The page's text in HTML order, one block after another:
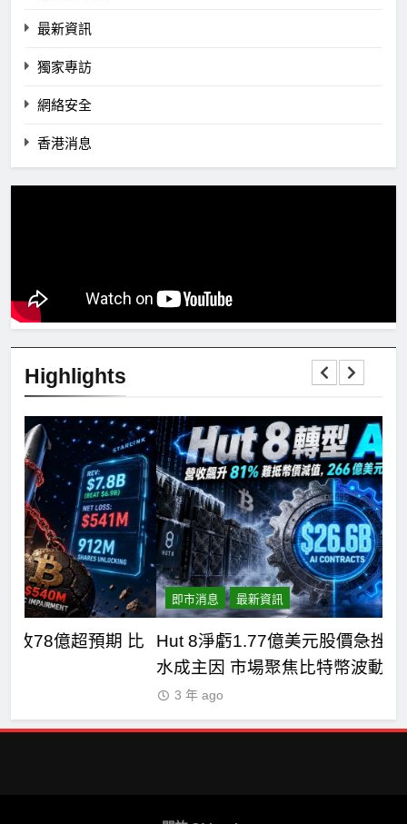
最新資訊
獨家專訪
網絡安全
香港消息
Highlights
即市消息 最新資訊
Hut 8淨虧1.77億美元股價急挫！比特幣持倉縮
水成主因 市場聚焦比特幣波動